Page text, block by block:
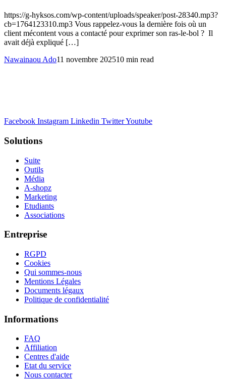
https://g-hyksos.com/wp-content/uploads/speaker/post-28340.mp3?
cb=1764123310.mp3 Vous rappelez-vous la dernière fois où un
client mécontent vous a contacté pour exprimer son ras-le-bol ? Il
avait déjà expliqué […]
Nawainaou Ado11 novembre 202510 min read
Facebook Instagram Linkedin TwitterYoutube
Solutions
Suite
Outils
Média
A-shopz
Marketing
Etudiants
Associations
Entreprise
RGPD
Cookies
Qui sommes-nous
Mentions Légales
Documents légaux
Politique de confidentialité
Informations
FAQ
Affiliation
Centres d'aide
Etat du service
Nous contacter